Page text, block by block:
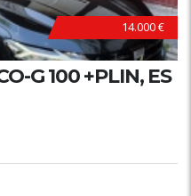
14.000 €
G 100 +PLIN, ES